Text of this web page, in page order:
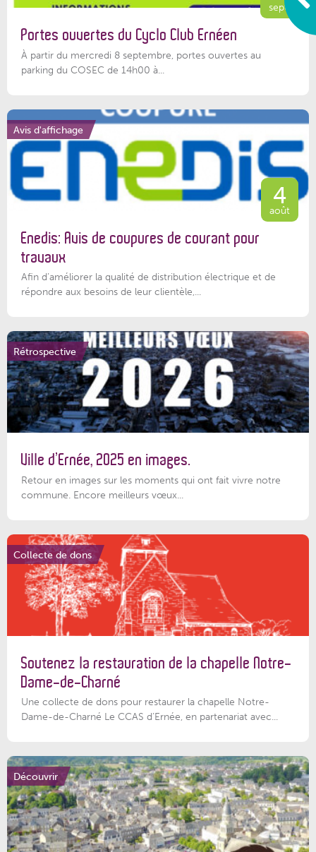
sept.
Portes ouvertes du Cyclo Club Ernéen
À partir du mercredi 8 septembre, portes ouvertes au
parking du COSEC de 14h00 à...
Avis d'affichage
4
août
Enedis: Avis de coupures de courant pour
travaux
Afin d’améliorer la qualité de distribution électrique et de
répondre aux besoins de leur clientèle,...
Rétrospective
Ville d’Ernée, 2025 en images.
Retour en images sur les moments qui ont fait vivre notre
commune. Encore meilleurs vœux...
Collecte de dons
Soutenez la restauration de la chapelle Notre-
Dame-de-Charné
Une collecte de dons pour restaurer la chapelle Notre-
Dame-de-Charné Le CCAS d’Ernée, en partenariat avec...
Découvrir